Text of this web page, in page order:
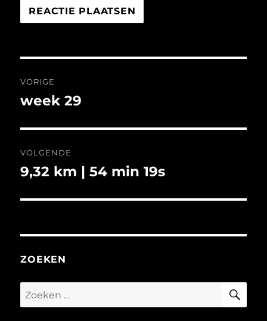
navigatie
VORIGE
Vorig
week 29
VOLGENDE
Volgend
9,32 km | 54 min 19s
ZOEKEN
Zoeken
naar: